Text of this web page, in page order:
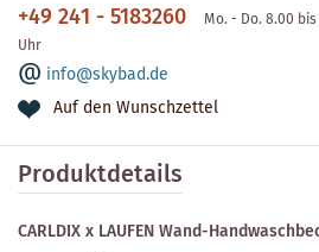
+49 241 - 5183260
Mo. - Do. 8.00
Uhr
info@skybad.de
Auf den Wunschzettel
Produktdetails
CARLDIX x LAUFEN Wand-